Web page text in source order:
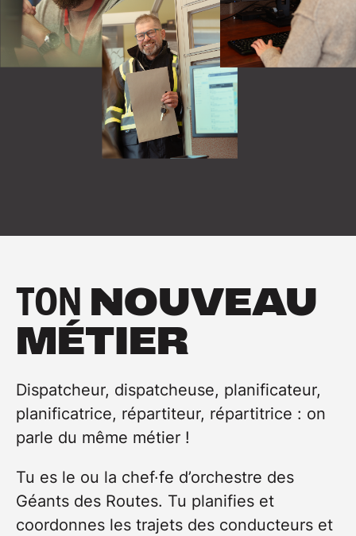
TON NOUVEAU
MÉTIER
Dispatcheur, dispatcheuse, planificateur,
planificatrice, répartiteur, répartitrice : on
parle du même métier !
Tu es le ou la chef·fe d’orchestre des
Géants des Routes. Tu planifies et
coordonnes les trajets des conducteurs et